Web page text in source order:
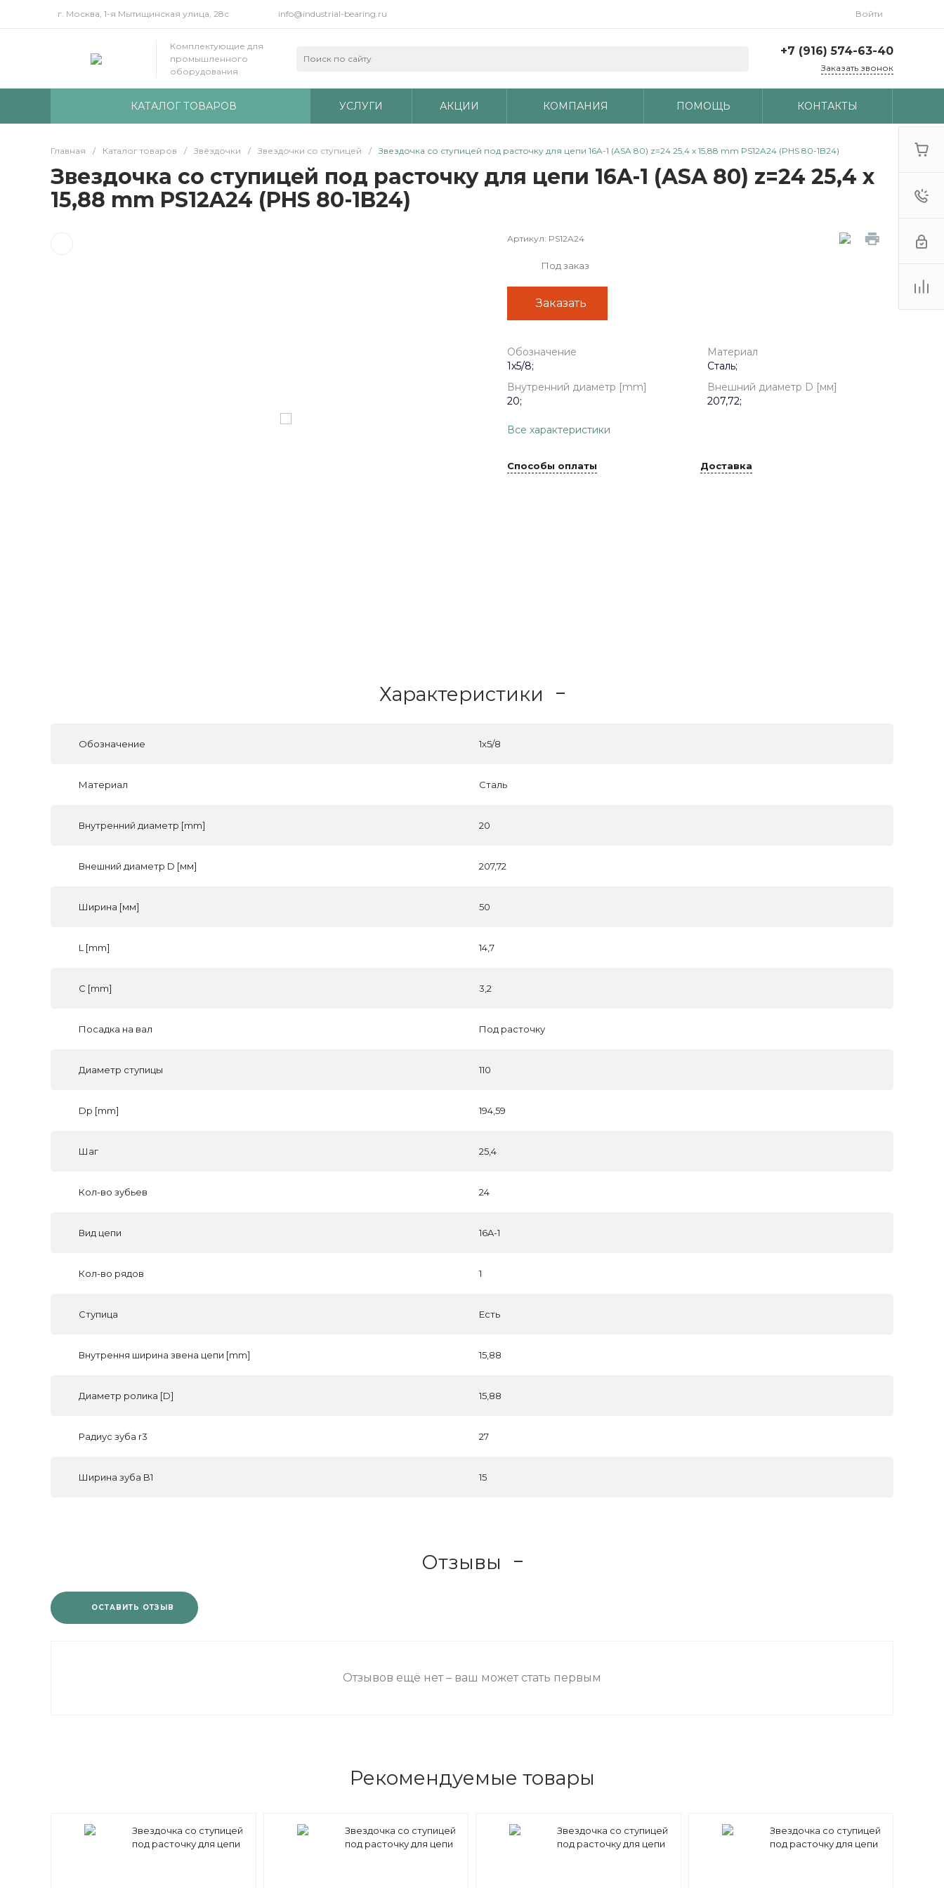
г. Москва, 1-я Мытищинская улица, 28с info@industrial-bearing.ru Войти
Комплектующие для
промышленного
оборудования
+7 (916) 574-63-40
Заказать звонок
КАТАЛОГ ТОВАРОВ УСЛУГИ АКЦИИ КОМПАНИЯ ПОМОЩЬ КОНТАКТЫ
Главная / Каталог товаров / Звёздочки / Звездочки со ступицей / Звездочка со ступицей под расточку для цепи 16A-1 (ASA 80) z=24 25,4 x 15,88 mm PS12A24 (PHS 80-1B24)
Звездочка со ступицей под расточку для цепи 16A-1 (ASA 80) z=24 25,4 x
15,88 mm PS12A24 (PHS 80-1B24)
Артикул: PS12A24
Под заказ
Заказать
Обозначение
1x5/8;
Материал
Сталь;
Внутренний диаметр [mm]
20;
Внешний диаметр D [мм]
207,72;
Все характеристики
Способы оплаты Доставка
Характеристики
Обозначение 1x5/8
Материал Сталь
Внутренний диаметр [mm] 20
Внешний диаметр D [мм] 207,72
Ширина [мм] 50
L [mm] 14,7
C [mm] 3,2
Посадка на вал Под расточку
Диаметр ступицы 110
Dp [mm] 194,59
Шаг 25,4
Кол-во зубьев 24
Вид цепи 16A-1
Кол-во рядов 1
Ступица Есть
Внутрення ширина звена цепи [mm] 15,88
Диаметр ролика [D] 15,88
Радиус зуба r3 27
Ширина зуба B1 15
Отзывы
ОСТАВИТЬ ОТЗЫВ
Отзывов ещё нет – ваш может стать первым
Рекомендуемые товары
Звездочка со ступицей
под расточку для цепи
Звездочка со ступицей
под расточку для цепи
Звездочка со ступицей
под расточку для цепи
Звездочка со ступицей
под расточку для цепи